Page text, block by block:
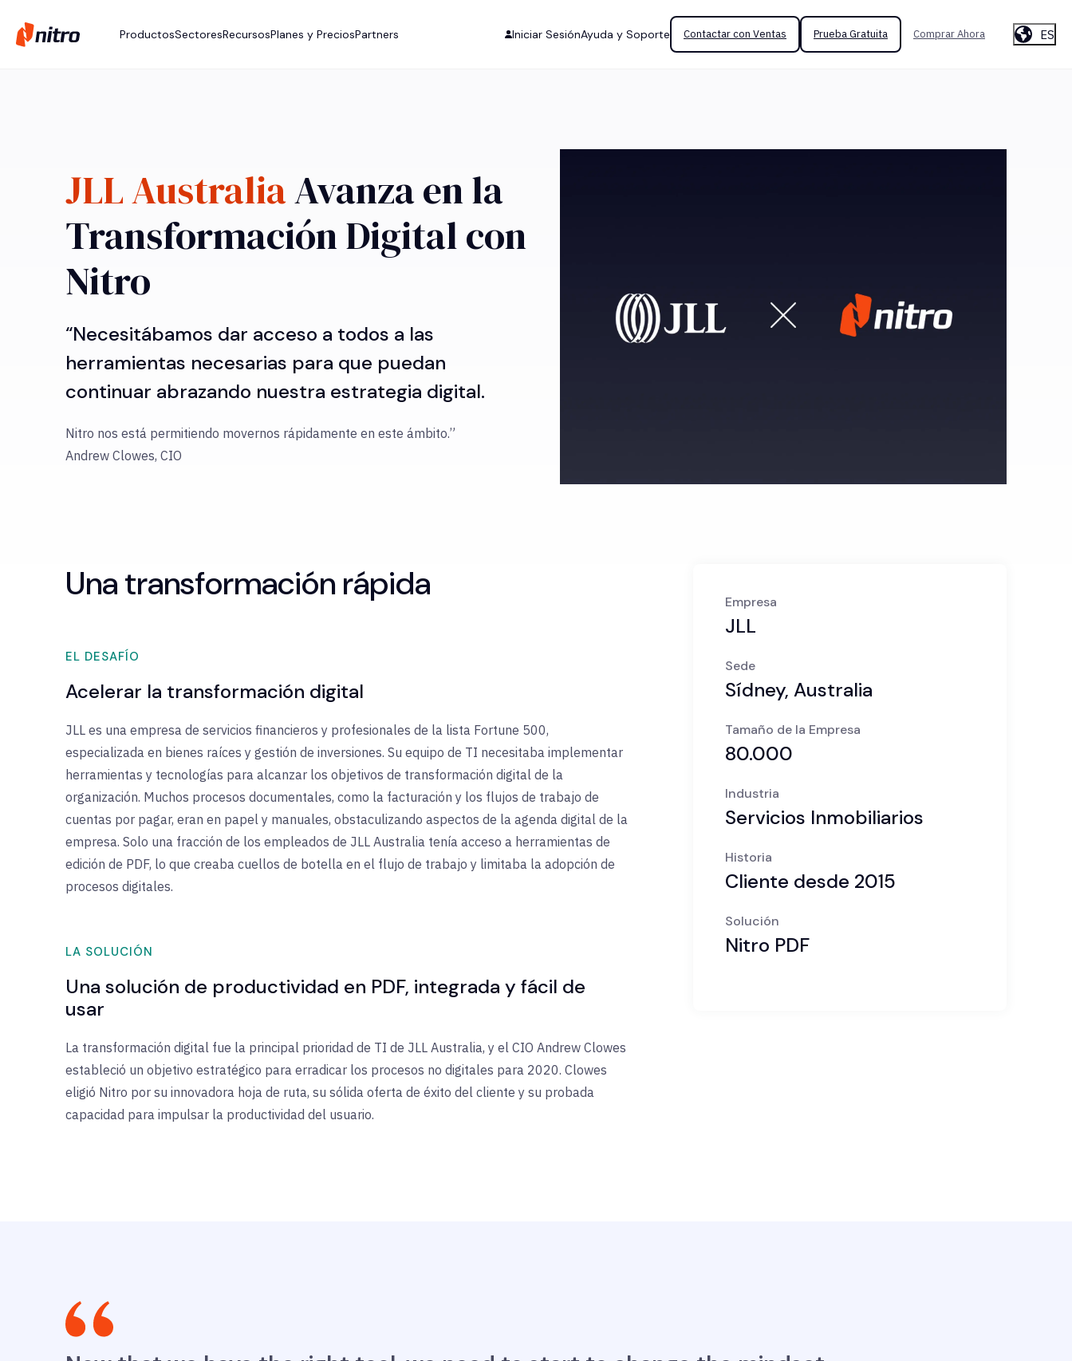
ProductosSectoresRecursosPlanes y PreciosPartners Iniciar SesiónAyuda y Soporte Contactar con Ventas Prueba Gratuita Comprar Ahora ES
JLL AustraliaAvanza en la
Transformación Digital con
Nitro
“Necesitábamos dar acceso a todos a las
herramientas necesarias para que puedan
continuar abrazando nuestra estrategia digital.
Nitro nos está permitiendo movernos rápidamente en este ámbito.”
Andrew Clowes, CIO
Una transformación rápida
EL DESAFÍO
Acelerar la transformación digital
JLL es una empresa de servicios financieros y profesionales de la lista Fortune 500,
especializada en bienes raíces y gestión de inversiones. Su equipo de TI necesitaba implementar
herramientas y tecnologías para alcanzar los objetivos de transformación digital de la
organización. Muchos procesos documentales, como la facturación y los flujos de trabajo de
cuentas por pagar, eran en papel y manuales, obstaculizando aspectos de la agenda digital de la
empresa. Solo una fracción de los empleados de JLL Australia tenía acceso a herramientas de
edición de PDF, lo que creaba cuellos de botella en el flujo de trabajo y limitaba la adopción de
procesos digitales.
LA SOLUCIÓN
Una solución de productividad en PDF, integrada y fácil de
usar
La transformación digital fue la principal prioridad de TI de JLL Australia, y el CIO Andrew Clowes
estableció un objetivo estratégico para erradicar los procesos no digitales para 2020. Clowes
eligió Nitro por su innovadora hoja de ruta, su sólida oferta de éxito del cliente y su probada
capacidad para impulsar la productividad del usuario.
Empresa
JLL
Sede
Sídney, Australia
Tamaño de la Empresa
80.000
Industria
Servicios Inmobiliarios
Historia
Cliente desde 2015
Solución
Nitro PDF